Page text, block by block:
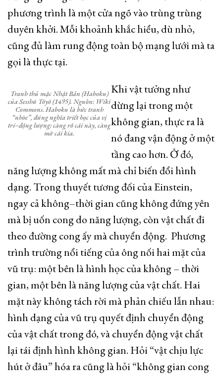
phương trình là một cửa ngõ vào trùng trùng
duyên khởi. Mỗi khoảnh khắc hiểu, dù nhỏ,
cũng đủ làm rung động toàn bộ mạng lưới mà ta
gọi là thực tại.
Tranh thủ mặc Nhật Bản (Haboku)
của Sesshū Tōyō (1495). Nguồn: Wiki
Commons. Haboku là bức tranh
“nhòe”, đúng nghĩa triết học của vị
trí–động lượng: càng rõ cái này, càng
mờ cái kia.
Khi vật tưởng như
dừng lại trong một
không gian, thực ra là
nó đang vận động ở một
tầng cao hơn. Ở đó,
năng lượng không mất mà chỉ biến đổi hình
dạng. Trong thuyết tương đối của Einstein,
ngay cả không–thời gian cũng không đứng yên
mà bị uốn cong do năng lượng, còn vật chất đi
theo đường cong ấy mà chuyển động. Phương
trình trường nổi tiếng của ông nối hai mặt của
vũ trụ: một bên là hình học của không – thời
gian, một bên là năng lượng của vật chất. Hai
mặt này không tách rời mà phản chiếu lẫn nhau:
hình dạng của vũ trụ quyết định chuyển động
của vật chất trong đó, và chuyển động vật chất
lại tái định hình không gian. Hỏi “vật chịu lực
hút ở đâu” hóa ra cũng là hỏi “không gian cong